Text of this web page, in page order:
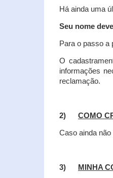
Há ainda uma
Seu nome
Para o passo a
O
informações
reclamação.
2) COMO
Caso ainda
3) MINHA